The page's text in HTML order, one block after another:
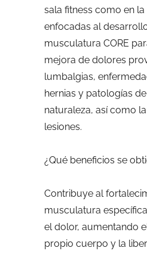
sala fitness como en
enfocadas al
musculatura CORE
mejora de dolores
lumbalgias,
hernias y patologías
naturaleza, así como
lesiones.
¿Qué beneficios se
Contribuye al
musculatura
el dolor, aumentando
propio cuerpo y la